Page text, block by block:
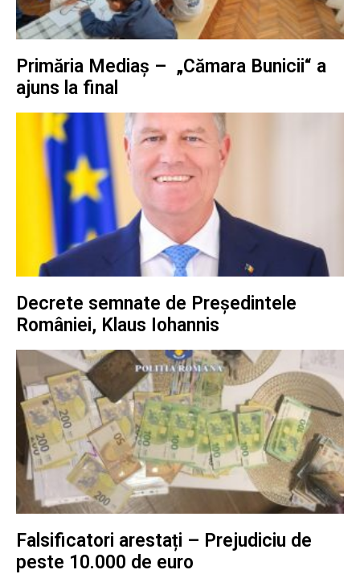
Primăria Mediaș – „Cămara Bunicii“ a
ajuns la final
Decrete semnate de Președintele
României, Klaus Iohannis
Falsificatori arestați – Prejudiciu de
peste 10.000 de euro